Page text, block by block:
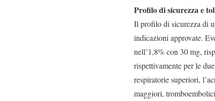
Profilo di sicurezza e
Il profilo di sicurezza di
indicazioni approvate.
nell’1,8% con 30 mg,
rispettivamente per le
respiratorie superiori,
maggiori,